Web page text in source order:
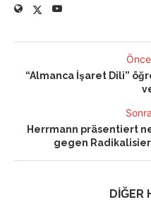
“Almanca İşaret Dili”
Herrmann präsentiert
gegen
DİĞER